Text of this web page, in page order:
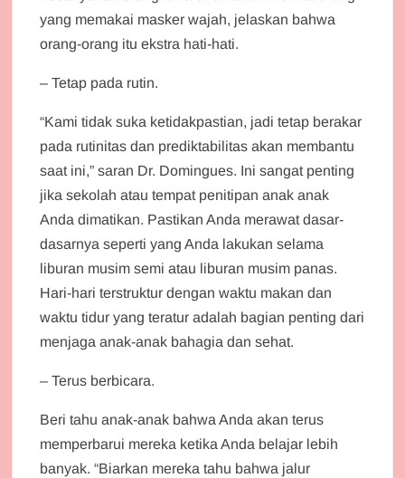
yang memakai masker wajah, jelaskan bahwa
orang-orang itu ekstra hati-hati.
– Tetap pada rutin.
“Kami tidak suka ketidakpastian, jadi tetap berakar
pada rutinitas dan prediktabilitas akan membantu
saat ini,” saran Dr. Domingues. Ini sangat penting
jika sekolah atau tempat penitipan anak anak
Anda dimatikan. Pastikan Anda merawat dasar-
dasarnya seperti yang Anda lakukan selama
liburan musim semi atau liburan musim panas.
Hari-hari terstruktur dengan waktu makan dan
waktu tidur yang teratur adalah bagian penting dari
menjaga anak-anak bahagia dan sehat.
– Terus berbicara.
Beri tahu anak-anak bahwa Anda akan terus
memperbarui mereka ketika Anda belajar lebih
banyak. “Biarkan mereka tahu bahwa jalur